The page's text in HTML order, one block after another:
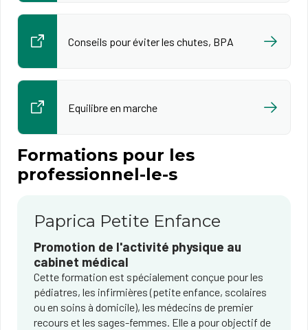
Conseils pour éviter les chutes, BPA
Equilibre en marche
Formations pour les
professionnel-le-s
Paprica Petite Enfance
Promotion de l'activité physique au
cabinet médical
Cette formation est spécialement conçue pour les
pédiatres, les infirmières (petite enfance, scolaires
ou en soins à domicile), les médecins de premier
recours et les sages-femmes. Elle a pour objectif de